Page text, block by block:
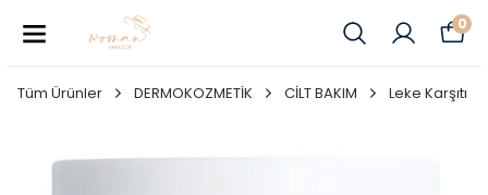
0
Tüm Ürünler DERMOKOZMETİK CİLT BAKIM Leke Karşıtı